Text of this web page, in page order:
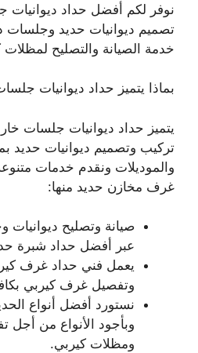
نوفر لكم أفضل حداد
تصميم ديوانيات حديد وجلسات
خدمة الصيانة والتصليح
بماذا يتميز حداد ديوانيات
يتميز حداد ديوانيات جلسات
تركيب وتصميم ديوانيات حديد
والموديلات ونقدم خدمات
غرف مخازن حديد منها:
صيانة وتصليح
عبر أفضل حداد شبرة
يعمل فني حداد غرف
وتفصيل غرف كيربي
نستورد أفضل أنواع
وبأجود الأنواع من
ومظلات كيربي.